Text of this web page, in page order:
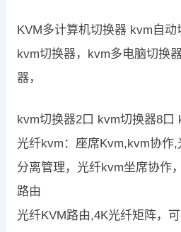
KVM多计算机切换器 kvm自动
kvm切换器，kvm多电脑切换
器，
kvm切换器2口 kvm切换器8口
光纤kvm：座席Kvm,kvm协作
分离管理，光纤kvm坐席协作
路由
光纤KVM路由,4K光纤矩阵，